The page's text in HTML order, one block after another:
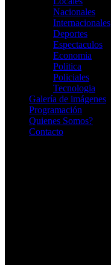
Nacionales
Internacionales
Deportes
Espectaculos
Economia
Politica
Policiales
Tecnologia
Galería de imágenes
Programación
Quienes Somos?
Contacto